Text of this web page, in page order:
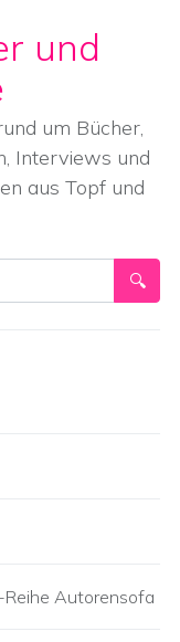
und
um Bücher,
Interviews und
aus Topf und
Autorensofa